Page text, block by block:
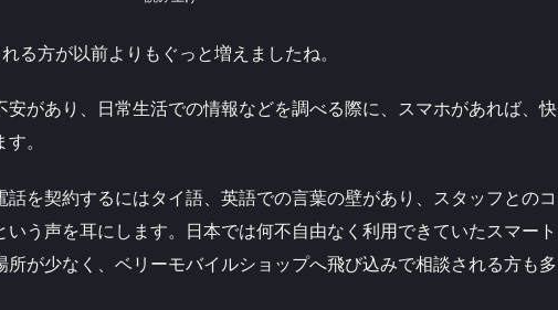
る方が以前よりもぐっと増えましたね。
安があり、日常生活での情報などを調べる際に、スマホがあれば、快
。
を契約するにはタイ語、英語での言葉の壁があり、スタッフとのコ
いう声を耳にします。日本では何不自由なく利用できていたスマート
所が少なく、ベリーモバイルショップへ飛び込みで相談される方も多